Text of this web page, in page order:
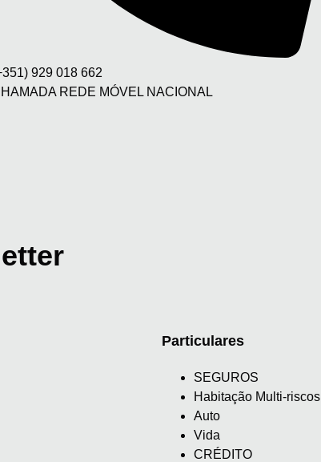
929 018 662
REDE MÓVEL NACIONAL
Particulares
SEGUROS
Habitação Multi-riscos
Auto
Vida
CRÉDITO